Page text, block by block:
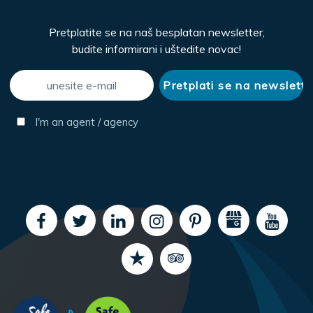
Pretplatite se na naš besplatan newsletter,
budite informirani i uštedite novac!
I'm an agent / agency